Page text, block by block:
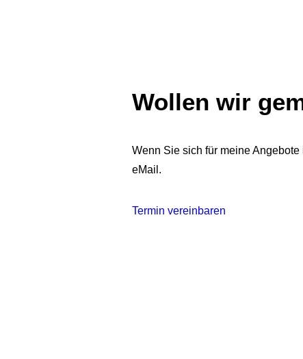
Wollen wir
Wenn Sie sich für meine
eMail.
Termin vereinbaren